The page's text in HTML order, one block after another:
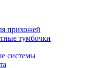
прихожей
тумбочки
системы